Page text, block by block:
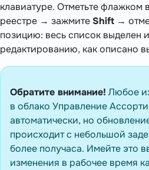
клавиатуре. Отметьте
реестре → зажмите Shift →
позицию: весь список выделен
редактированию, как описано
Обратите внимание! Любое
в облако Управление
автоматически, но
происходит с небольшой
более получаса. Имейте это
изменения в рабочее время